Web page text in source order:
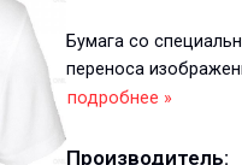
Бумага cо
переноса
подробнее »
Производитель: